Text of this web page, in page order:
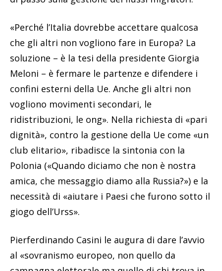
«Perché l’Italia dovrebbe accettare qualcosa
che gli altri non vogliono fare in Europa? La
soluzione – è la tesi della presidente Giorgia
Meloni – è fermare le partenze e difendere i
confini esterni della Ue. Anche gli altri non
vogliono movimenti secondari, le
ridistribuzioni, le ong». Nella richiesta di «pari
dignità», contro la gestione della Ue come «un
club elitario», ribadisce la sintonia con la
Polonia («Quando diciamo che non è nostra
amica, che messaggio diamo alla Russia?») e la
necessità di «aiutare i Paesi che furono sotto il
giogo dell’Urss».
Pierferdinando Casini le augura di dare l’avvio
al «sovranismo europeo, non quello da